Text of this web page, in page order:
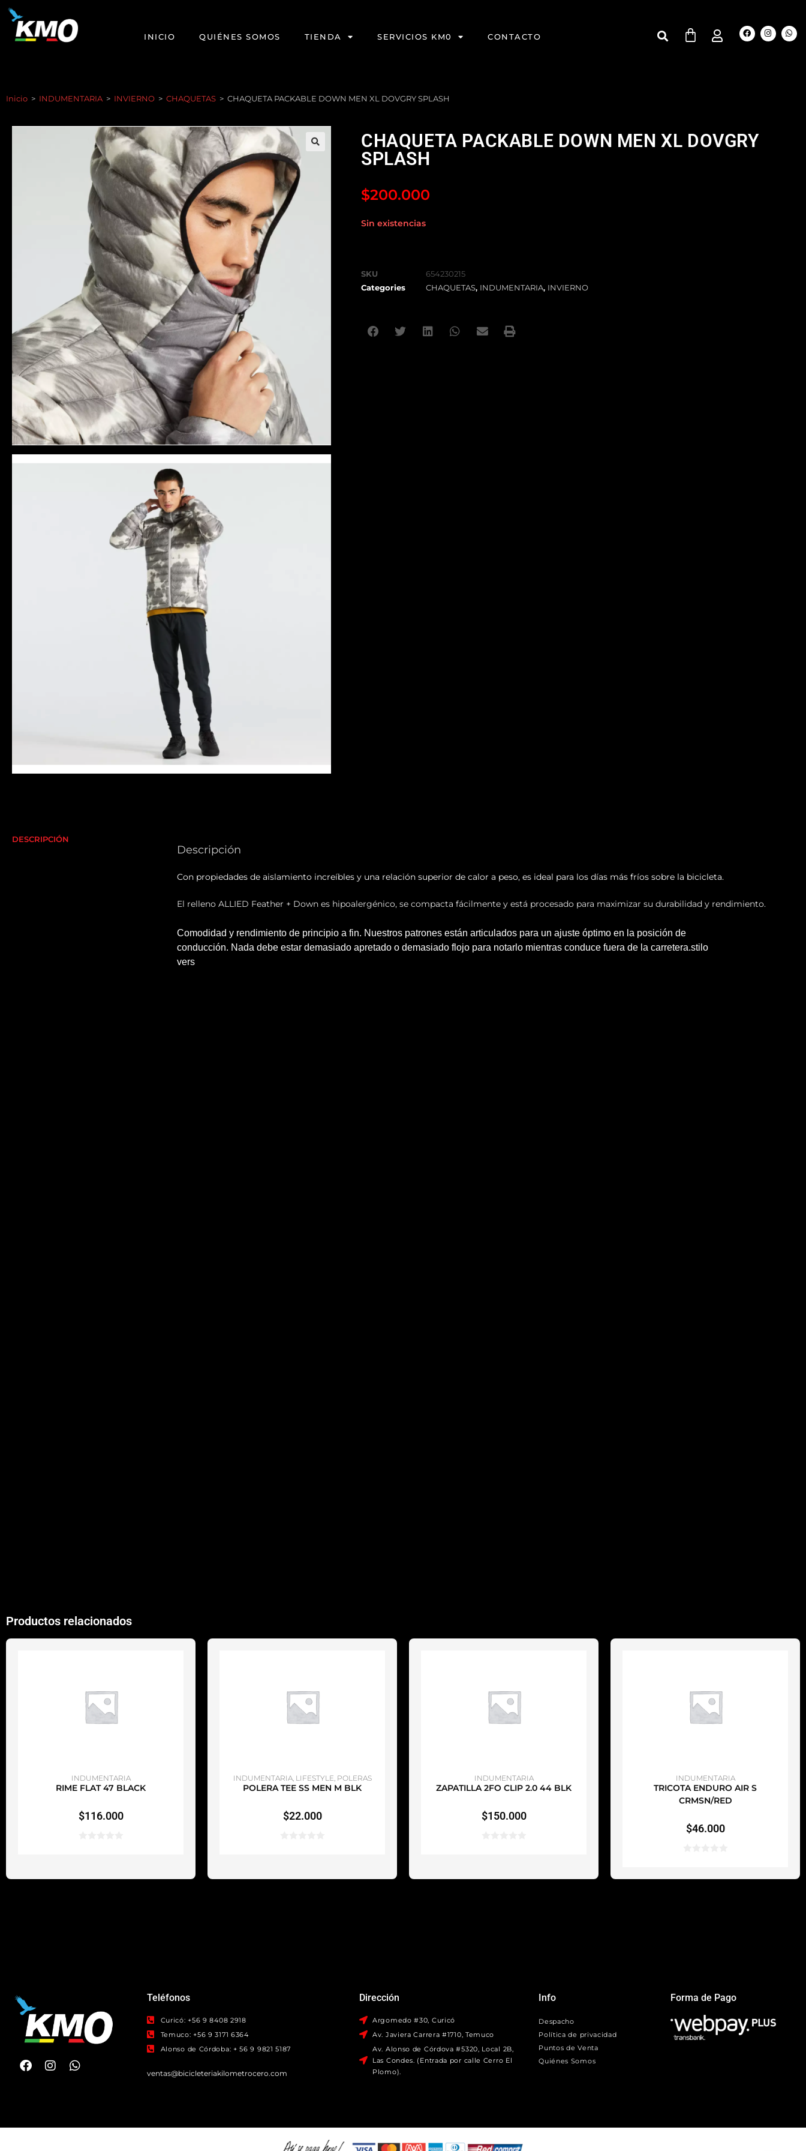
INICIO QUIÉNES SOMOS TIENDA SERVICIOS KM0 CONTACTO
Inicio > INDUMENTARIA > INVIERNO > CHAQUETAS > CHAQUETA PACKABLE DOWN MEN XL DOVGRY SPLASH
CHAQUETA PACKABLE DOWN MEN XL DOVGRY
SPLASH
$200.000
Sin existencias
SKU
654230215
Categories
CHAQUETAS, INDUMENTARIA, INVIERNO
DESCRIPCIÓN
Descripción
Con propiedades de aislamiento increíbles y una relación superior de calor a peso, es ideal para los días más fríos sobre la bicicleta.
El relleno ALLIED Feather + Down es hipoalergénico, se compacta fácilmente y está procesado para maximizar su durabilidad y rendimiento.
Comodidad y rendimiento de principio a fin. Nuestros patrones están articulados para un ajuste óptimo en la posición de
conducción. Nada debe estar demasiado apretado o demasiado flojo para notarlo mientras conduce fuera de la carretera.stilo
vers
Productos relacionados
AÑADIR AL CARRITO
INDUMENTARIA
RIME FLAT 47 BLACK
$116.000
AÑADIR AL CARRITO
INDUMENTARIA, LIFESTYLE, POLERAS
POLERA TEE SS MEN M BLK
$22.000
AÑADIR AL CARRITO
INDUMENTARIA
ZAPATILLA 2FO CLIP 2.0 44 BLK
$150.000
AÑADIR AL CARRITO
INDUMENTARIA
TRICOTA ENDURO AIR S
CRMSN/RED
$46.000
Teléfonos
Curicó: +56 9 8408 2918
Temuco: +56 9 3171 6364
Alonso de Córdoba: + 56 9 9821 5187
ventas@bicicleteriakilometrocero.com
Dirección
Argomedo #30, Curicó
Av. Javiera Carrera #1710, Temuco
Av. Alonso de Córdova #5320, Local 2B,
Las Condes. (Entrada por calle Cerro El
Plomo).
Info
Despacho
Política de privacidad
Puntos de Venta
Quiénes Somos
Forma de Pago